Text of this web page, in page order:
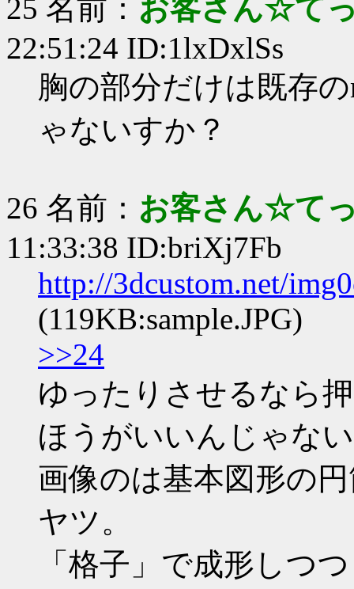
25 名前： お客さん☆て
22:51:24 ID:1lxDxlSs
胸の部分だけは既存
ゃないすか？
26 名前： お客さん☆て
11:33:38 ID:briXj7Fb
http://3dcustom.net/
(119KB:sample.JPG)
>>24
ゆったりさせるなら
ほうがいいんじゃな
画像のは基本図形の
ヤツ。
「格子」で成形しつ